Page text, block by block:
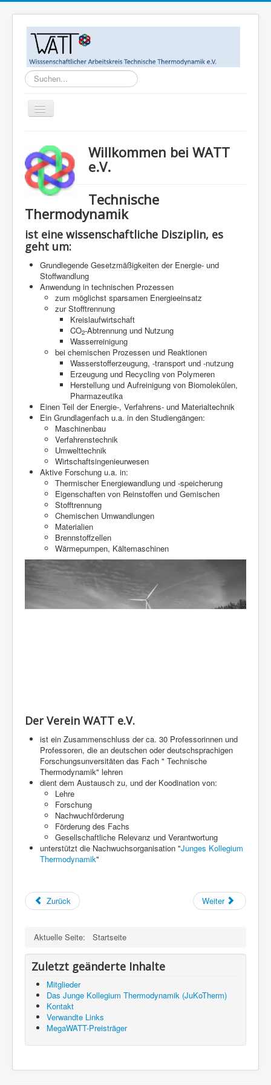
Suchen...
Toggle
Navigation
Ziele
WATT-Mitglieder
MegaWATT-Preisträger
Das Junge Kollegium Thermodynamik (JuKoTherm)
Links
Kontakt
Willkommen bei WATT
e.V.
Technische
Thermodynamik
ist eine wissenschaftliche Disziplin, es
geht um:
Grundlegende Gesetzmäßigkeiten der Energie- und
Stoffwandlung
Anwendung in technischen Prozessen
zum möglichst sparsamen Energieeinsatz
zur Stofftrennung
Kreislaufwirtschaft
CO2-Abtrennung und Nutzung
Wasserreinigung
bei chemischen Prozessen und Reaktionen
Wasserstofferzeugung, -transport und -nutzung
Erzeugung und Recycling von Polymeren
Herstellung und Aufreinigung von Biomolekülen,
Pharmazeutika
Einen Teil der Energie-, Verfahrens- und Materialtechnik
Ein Grundlagenfach u.a. in den Studiengängen:
Maschinenbau
Verfahrenstechnik
Umwelttechnik
Wirtschaftsingenieurwesen
Aktive Forschung u.a. in:
Thermischer Energiewandlung und -speicherung
Eigenschaften von Reinstoffen und Gemischen
Stofftrennung
Chemischen Umwandlungen
Materialien
Brennstoffzellen
Wärmepumpen, Kältemaschinen
Der Verein WATT e.V.
ist ein Zusammenschluss der ca. 30 Professorinnen und
Professoren, die an deutschen oder deutschsprachigen
Forschungsunversitäten das Fach " Technische
Thermodynamik" lehren
dient dem Austausch zu, und der Koodination von:
Lehre
Forschung
Nachwuchförderung
Förderung des Fachs
Gesellschaftliche Relevanz und Verantwortung
unterstützt die Nachwuchsorganisation "Junges Kollegium
Thermodynamik"
Zurück Weiter
Aktuelle Seite: Startseite
Zuletzt geänderte Inhalte
Mitglieder
Das Junge Kollegium Thermodynamik (JuKoTherm)
Kontakt
Verwandte Links
MegaWATT-Preisträger